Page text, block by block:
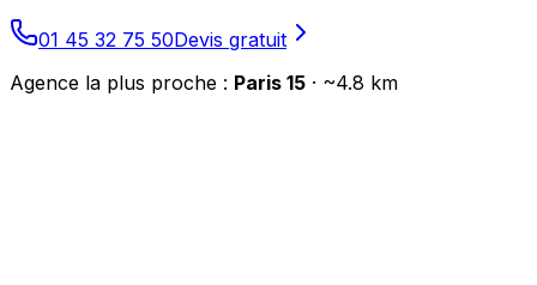
01 45 32 75 50Devis gratuit
Agence la plus proche : Paris 15 · ~4.8 km